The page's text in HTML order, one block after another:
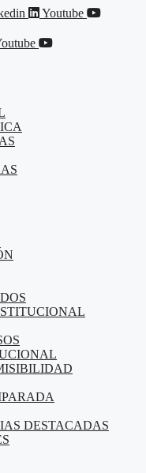
Youtube
DESTACADAS